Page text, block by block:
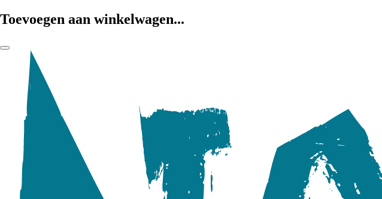
Toevoegen aan winkelwagen...